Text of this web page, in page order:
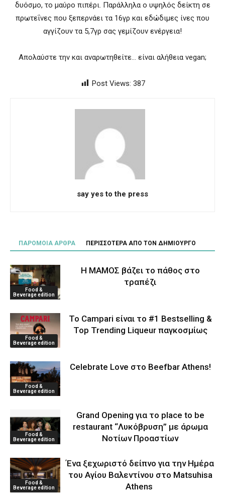
δυόσμο, το μαύρο πιπέρι. Παράλληλα o υψηλός δείκτη σε
πρωτεΐνες που ξεπερνάει τα 16γρ και εδώδιμες ίνες που
αγγίζουν τα 5,7γρ σας γεμίζουν ενέργεια!
Απολαύστε την και αναρωτηθείτε… είναι αλήθεια vegan;
Post Views: 387
say yes to the press
ΠΑΡΟΜΟΙΑ ΑΡΘΡΑ ΠΕΡΙΣΣΟΤΕΡΑ ΑΠΟ ΤΟΝ ΔΗΜΙΟΥΡΓΟ
Food &
Beverage edition
Η ΜΑΜΟΣ βάζει το πάθος στο
τραπέζι
Food &
Beverage edition
Το Campari είναι το #1 Bestselling &
Top Trending Liqueur παγκοσμίως
Food &
Beverage edition
Celebrate Love στο Beefbar Athens!
Food &
Beverage edition
Grand Opening για το place to be
restaurant “Λυκόβρυση” με άρωμα
Νοτίων Προαστίων
Food &
Beverage edition
Ένα ξεχωριστό δείπνο για την Ημέρα
του Αγίου Βαλεντίνου στο Matsuhisa
Athens